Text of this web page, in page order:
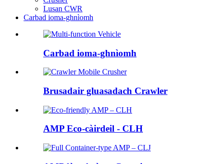
Lusan CWR
Carbad ioma-ghnìomh
Carbad ioma-ghnìomh
Brusadair gluasadach Crawler
AMP Eco-càirdeil - CLH